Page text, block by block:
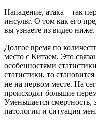
Нападение, атака – так
инсульт. О том как его
вы узнаете из видео ниже.
Долгое время по
место с Китаем. Это
особенностями
статистики, то
не на первом месте. На
происходят большие
Уменьшается смертность,
патологии и ситуация